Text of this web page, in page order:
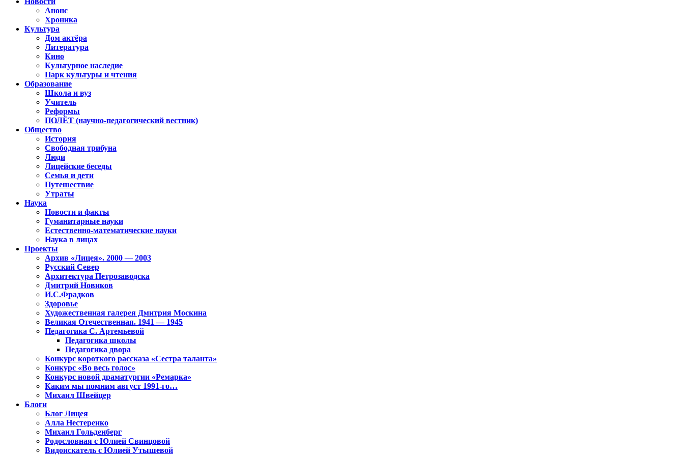
Анонс
Хроника
Культура
Дом актёра
Литература
Кино
Культурное наследие
Парк культуры и чтения
Образование
Школа и вуз
Учитель
Реформы
ПОЛЁТ (научно-педагогический вестник)
Общество
История
Свободная трибуна
Люди
Лицейские беседы
Семья и дети
Путешествие
Утраты
Наука
Новости и факты
Гуманитарные науки
Естественно-математические науки
Наука в лицах
Проекты
Архив «Лицея». 2000 — 2003
Русский Север
Архитектура Петрозаводска
Дмитрий Новиков
И.С.Фрадков
Здоровье
Художественная галерея Дмитрия Москина
Великая Отечественная. 1941 — 1945
Педагогика С. Артемьевой
Педагогика школы
Педагогика двора
Конкурс короткого рассказа «Сестра таланта»
Конкурс «Во весь голос»
Конкурс новой драматургии «Ремарка»
Каким мы помним август 1991-го…
Михаил Швейцер
Блоги
Блог Лицея
Алла Нестеренко
Михаил Гольденберг
Родословная с Юлией Свинцовой
Видоискатель с Юлией Утышевой